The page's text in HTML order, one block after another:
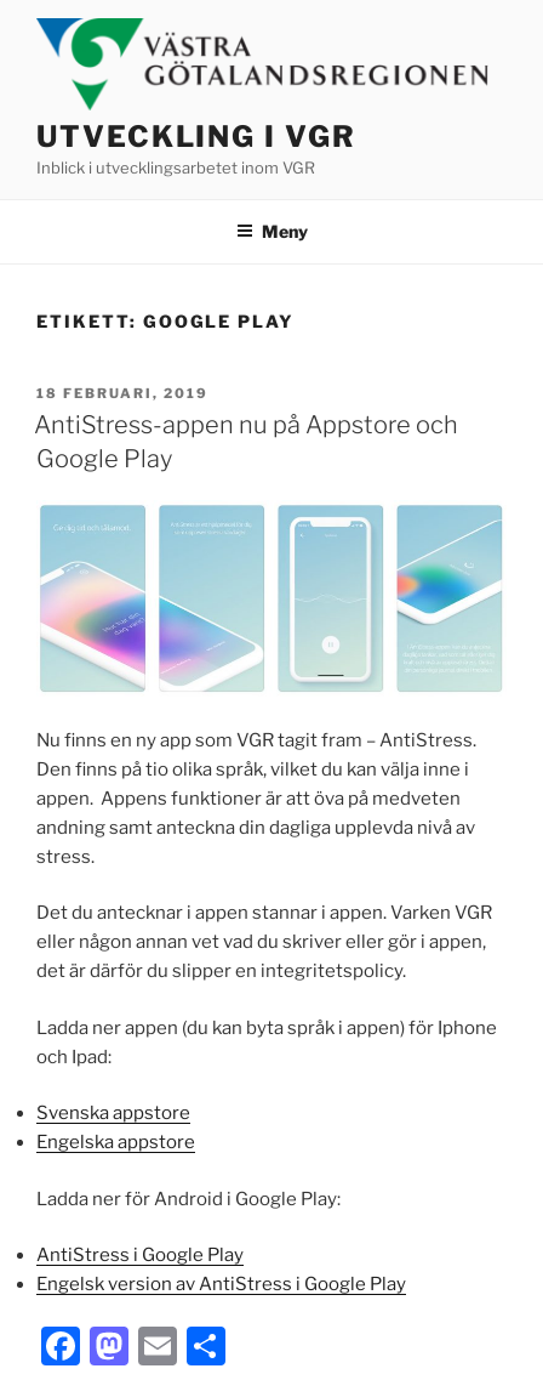
Hoppa
UTVECKLING I VGR
Inblick i utvecklingsarbetet inom VGR
Meny
ETIKETT: GOOGLE PLAY
PUBLICERAT
18 FEBRUARI, 2019
AntiStress-appen nu på Appstore och
Google Play
Nu finns en ny app som VGR tagit fram – AntiStress.
Den finns på tio olika språk, vilket du kan välja inne i
appen. Appens funktioner är att öva på medveten
andning samt anteckna din dagliga upplevda nivå av
stress.
Det du antecknar i appen stannar i appen. Varken VGR
eller någon annan vet vad du skriver eller gör i appen,
det är därför du slipper en integritetspolicy.
Ladda ner appen (du kan byta språk i appen) för Iphone
och Ipad:
Svenska appstore
Engelska appstore
Ladda ner för Android i Google Play:
AntiStress i Google Play
Engelsk version av AntiStress i Google Play
F
M E